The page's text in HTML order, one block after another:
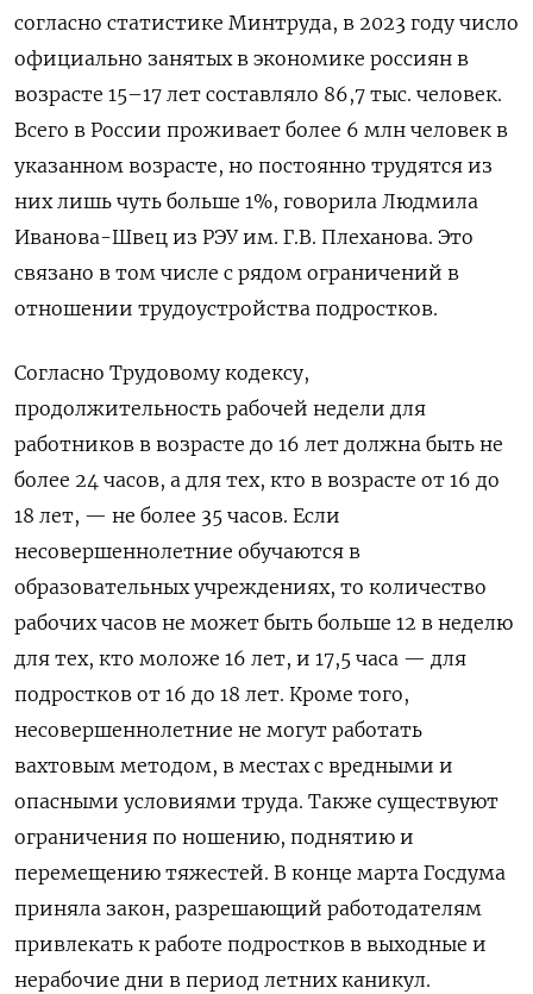
согласно статистике Минтруда, в 2023 году число
официально занятых в экономике россиян в
возрасте 15–17 лет составляло 86,7 тыс. человек.
Всего в России проживает более 6 млн человек в
указанном возрасте, но постоянно трудятся из
них лишь чуть больше 1%, говорила Людмила
Иванова-Швец из РЭУ им. Г.В. Плеханова. Это
связано в том числе с рядом ограничений в
отношении трудоустройства подростков.
Согласно Трудовому кодексу,
продолжительность рабочей недели для
работников в возрасте до 16 лет должна быть не
более 24 часов, а для тех, кто в возрасте от 16 до
18 лет, — не более 35 часов. Если
несовершеннолетние обучаются в
образовательных учреждениях, то количество
рабочих часов не может быть больше 12 в неделю
для тех, кто моложе 16 лет, и 17,5 часа — для
подростков от 16 до 18 лет. Кроме того,
несовершеннолетние не могут работать
вахтовым методом, в местах с вредными и
опасными условиями труда. Также существуют
ограничения по ношению, поднятию и
перемещению тяжестей. В конце марта Госдума
приняла закон, разрешающий работодателям
привлекать к работе подростков в выходные и
нерабочие дни в период летних каникул.